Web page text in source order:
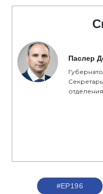
Паслер
#ЕР196